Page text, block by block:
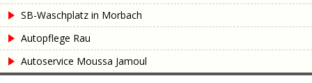
SB-Waschplatz in Morbach
Autopflege Rau
Autoservice Moussa Jamoul